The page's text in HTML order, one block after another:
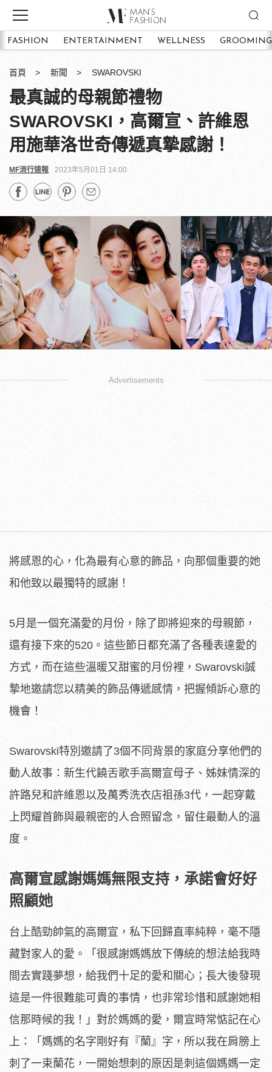
FASHION ENTERTAINMENT WELLNESS GROOMING
首頁 新聞 SWAROVSKI
最真誠的母親節禮物
SWAROVSKI，高爾宣、許維恩
用施華洛世奇傳遞真摯感謝！
MF流行速報 2023年5月01日 14:00
Advertisements
將感恩的心，化為最有心意的飾品，向那個重要的她
和他致以最獨特的感謝！
5月是一個充滿愛的月份，除了即將迎來的母親節，
還有接下來的520。這些節日都充滿了各種表達愛的
方式，而在這些溫暖又甜蜜的月份裡，Swarovski誠
摯地邀請您以精美的飾品傳遞感情，把握傾訴心意的
機會！
Swarovski特別邀請了3個不同背景的家庭分享他們的
動人故事：新生代饒舌歌手高爾宣母子、姊妹情深的
許路兒和許維恩以及萬秀洗衣店祖孫3代，一起穿戴
上閃耀首飾與最親密的人合照留念，留住最動人的溫
度。
高爾宣感謝媽媽無限支持，承諾會好好
照顧她
台上酷勁帥氣的高爾宣，私下回歸直率純粹，毫不隱
藏對家人的愛。「很感謝媽媽放下傳統的想法給我時
間去實踐夢想，給我們十足的愛和關心；長大後發現
這是一件很難能可貴的事情，也非常珍惜和感謝她相
信那時候的我！」對於媽媽的愛，爾宣時常惦記在心
上：「媽媽的名字剛好有『蘭』字，所以我在肩膀上
刺了一束蘭花，一開始想刺的原因是刺這個媽媽一定